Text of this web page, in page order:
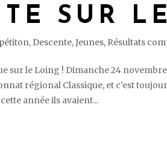
SUR
, Descente,Jeunes, Résultats
sur le Loing ! Dimanche 24
régional Classique, et c’est
année ils avaient...